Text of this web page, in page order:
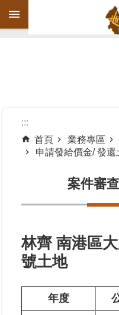
跳到主要內容區塊
機
告
資
訊
務
:::
首頁
業務專區
申請發給價金/ 發還
案件審
林齊 南港區
號土地
年度